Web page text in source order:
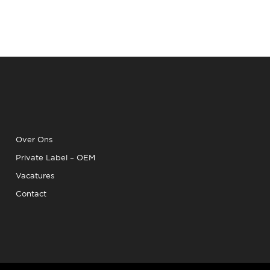
Over Ons
Private Label – OEM
Vacatures
Contact